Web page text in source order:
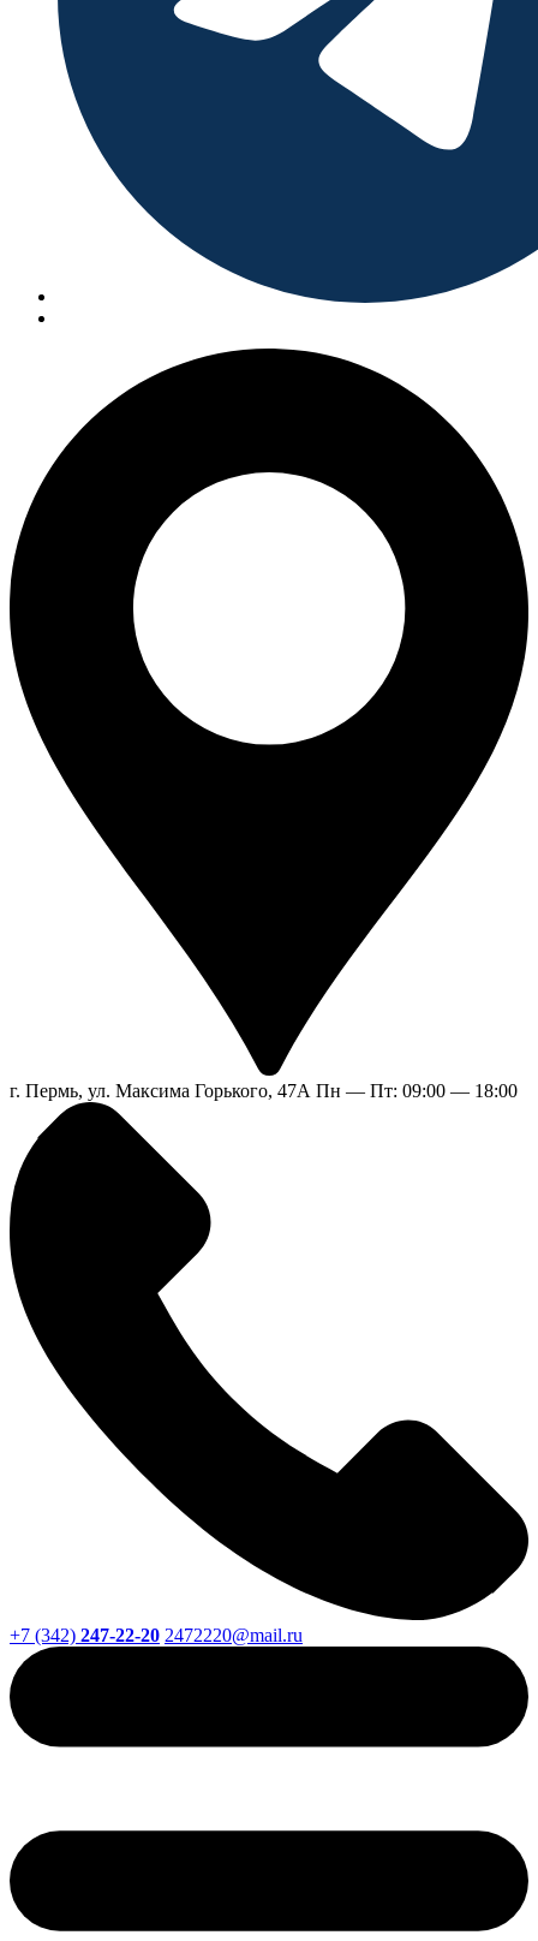
г. Пермь, ул. Максима Горького, 47А Пн — Пт: 09:00 — 18:00
+7 (342) 247-22-20 2472220@mail.ru